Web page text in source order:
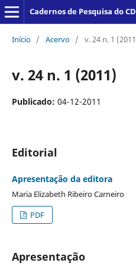
Cadernos de Pesquisa do
Início / Acervo / v. 24 n. 1
v. 24 n. 1 (2011)
Publicado: 04-12-2011
Editorial
Apresentação da editora
Maria Elizabeth Ribeiro Carneiro
PDF
Apresentação